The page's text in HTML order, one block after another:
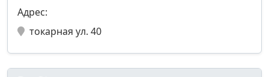
Адрес:
токарная ул. 40